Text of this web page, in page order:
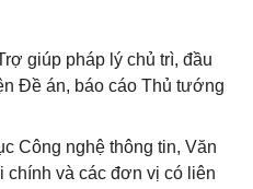
giúp pháp lý chủ trì, đầu
Đề án, báo cáo Thủ tướng
Công nghệ thông tin, Văn
chính và các đơn vị có liên